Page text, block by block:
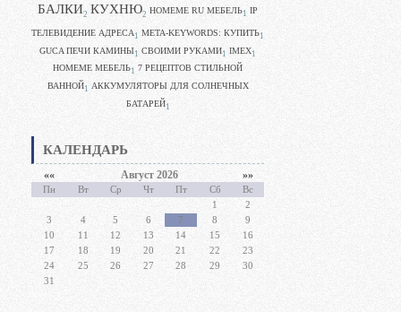
БАЛКИ2 КУХНЮ2 HOMEME RU МЕБЕЛЬ1 IP
ТЕЛЕВИДЕНИЕ АДРЕСА 1 META-KEYWORDS: КУПИТЬ1
GUCA ПЕЧИ КАМИНЫ1 CВОИМИ РУКАМИ1 IMEX1
HOMEME МЕБЕЛЬ1 7 РЕЦЕПТОВ СТИЛЬНОЙ
ВАННОЙ1 АККУМУЛЯТОРЫ ДЛЯ СОЛНЕЧНЫХ
БАТАРЕЙ1
КАЛЕНДАРЬ
«« Август 2026 »»
Пн Вт Ср Чт Пт Сб
Вс
1
2
3
4 5 6 7 8
9
10
11 12 13 14 15
16
17
18 19 20 21 22
23
24
25 26 27 28 29
30
31